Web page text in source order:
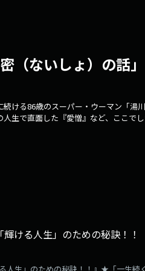
（ないしょ）の話」
ける86歳のスーパー・ウーマン「湯
生で直面した『愛憎』など、ここで
〜放送中「MusicRumble」
ける人生」のための秘訣！！